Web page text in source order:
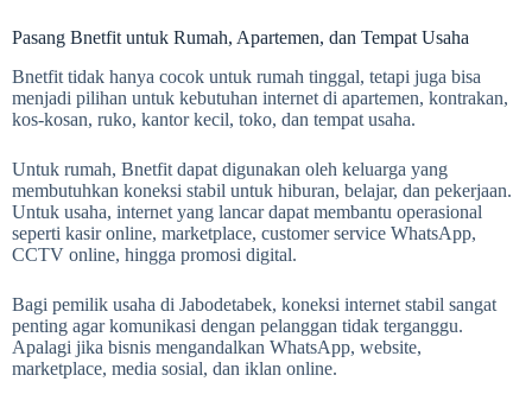
Pasang Bnetfit untuk Rumah, Apartemen, dan Tempat Usaha
Bnetfit tidak hanya cocok untuk rumah tinggal, tetapi juga bisa
menjadi pilihan untuk kebutuhan internet di apartemen, kontrakan,
kos-kosan, ruko, kantor kecil, toko, dan tempat usaha.
Untuk rumah, Bnetfit dapat digunakan oleh keluarga yang
membutuhkan koneksi stabil untuk hiburan, belajar, dan pekerjaan.
Untuk usaha, internet yang lancar dapat membantu operasional
seperti kasir online, marketplace, customer service WhatsApp,
CCTV online, hingga promosi digital.
Bagi pemilik usaha di Jabodetabek, koneksi internet stabil sangat
penting agar komunikasi dengan pelanggan tidak terganggu.
Apalagi jika bisnis mengandalkan WhatsApp, website,
marketplace, media sosial, dan iklan online.